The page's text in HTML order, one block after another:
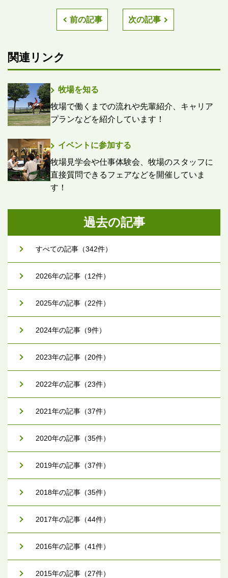
前の記事 次の記事
関連リンク
牧場を知る
牧場で働くまでの流れや先輩紹介、キャリア
プランなどを紹介しています！
イベントに参加する
牧場見学会や仕事体験会、牧場のスタッフに
直接質問できるフェアなどを開催していま
す！
過去の記事
すべての記事（342件）
2026年の記事（12件）
2025年の記事（22件）
2024年の記事（9件）
2023年の記事（20件）
2022年の記事（23件）
2021年の記事（37件）
2020年の記事（35件）
2019年の記事（37件）
2018年の記事（35件）
2017年の記事（44件）
2016年の記事（41件）
2015年の記事（27件）